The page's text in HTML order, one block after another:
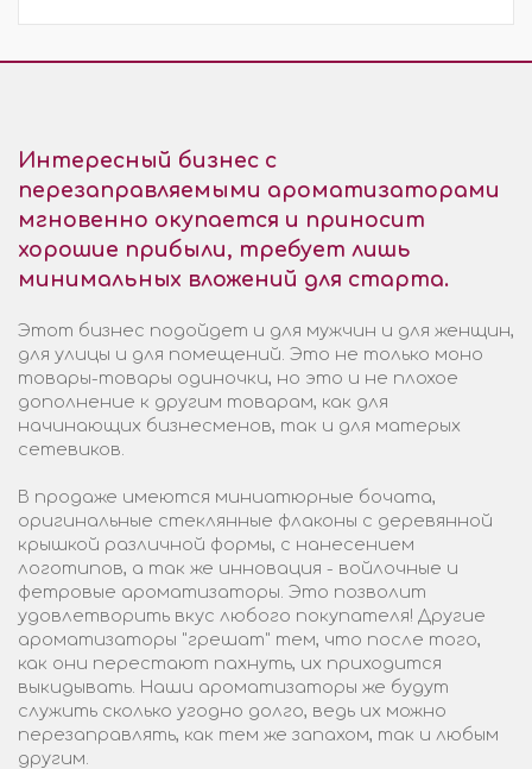
Интересный бизнес с
перезаправляемыми ароматизаторами
мгновенно окупается и приносит
хорошие прибыли, требует лишь
минимальных вложений для старта.
Этот бизнес подойдет и для мужчин и для женщин,
для улицы и для помещений. Это не только моно
товары-товары одиночки, но это и не плохое
дополнение к другим товарам, как для
начинающих бизнесменов, так и для матерых
сетевиков.
В продаже имеются миниатюрные бочата,
оригинальные стеклянные флаконы с деревянной
крышкой различной формы, с нанесением
логотипов, а так же инновация - войлочные и
фетровые ароматизаторы. Это позволит
удовлетворить вкус любого покупателя! Другие
ароматизаторы "грешат" тем, что после того,
как они перестают пахнуть, их приходится
выкидывать. Наши ароматизаторы же будут
служить сколько угодно долго, ведь их можно
перезаправлять, как тем же запахом, так и любым
другим.